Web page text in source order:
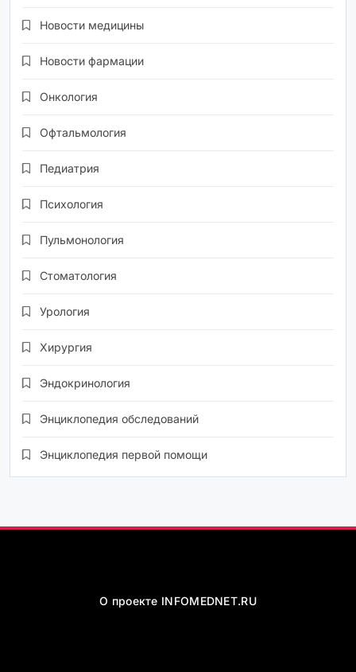
Новости медицины
Новости фармации
Онкология
Офтальмология
Педиатрия
Психология
Пульмонология
Стоматология
Урология
Хирургия
Эндокринология
Энциклопедия обследований
Энциклопедия первой помощи
О проекте INFOMEDNET.RU